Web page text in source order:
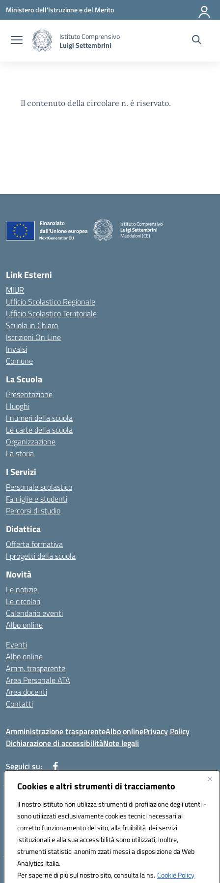
Cookies e altri strumenti di tracciamento
Il nostro Istituto non utilizza strumenti di profilazione degli utenti -
sono utilizzati esclusivamente cookies tecnici necessari al
corretto funzionamento del sito, alla fruibilità dei servizi
istituzionali e alla sua accessibilità sono utilizzati, inoltre,
strumenti statistici anonimizzati messi a disposizione da Web
Analytics Italia.
Per saperne di più sul nostro sito, consulta la ns.Cookie Policy
Vai ai contenuti
Vai al menu di navigazione
Vai al footer
Ministero dell'Istruzione e del Merito
Istituto Comprensivo
Luigi Settembrini
Il contenuto della circolare n. è riservato.
Istituto Comprensivo
Luigi Settembrini
Maddaloni (CE)
Link Esterni
MIUR
Ufficio Scolastico Regionale
Ufficio Scolastico Territoriale
Scuola in Chiaro
Iscrizioni On Line
Invalsi
Comune
La Scuola
Presentazione
I luoghi
I numeri della scuola
Le carte della scuola
Organizzazione
La storia
I Servizi
Personale scolastico
Famiglie e studenti
Percorsi di studio
Didattica
Offerta formativa
I progetti della scuola
Novità
Le notizie
Le circolari
Calendario eventi
Albo online
Eventi
Albo online
Amm. trasparente
Area Personale ATA
Area docenti
Contatti
Amministrazione trasparenteAlbo onlinePrivacy Policy
Dichiarazione di accessibilitàNote legali
Seguici su:
Indirizzo: VIA BRECCIAME, 46 - 81024 MADDALONI (CE)
Mail: CEIC8AU001@istruzione.it - Pec: CEIC8AU001@pec.istruzione.it -
Telefono: 0823408721
Meccanografico: CEIC8AU001
Codice fiscale: 93086080616
Hosting & Powered by 3D Solution S.r.l.